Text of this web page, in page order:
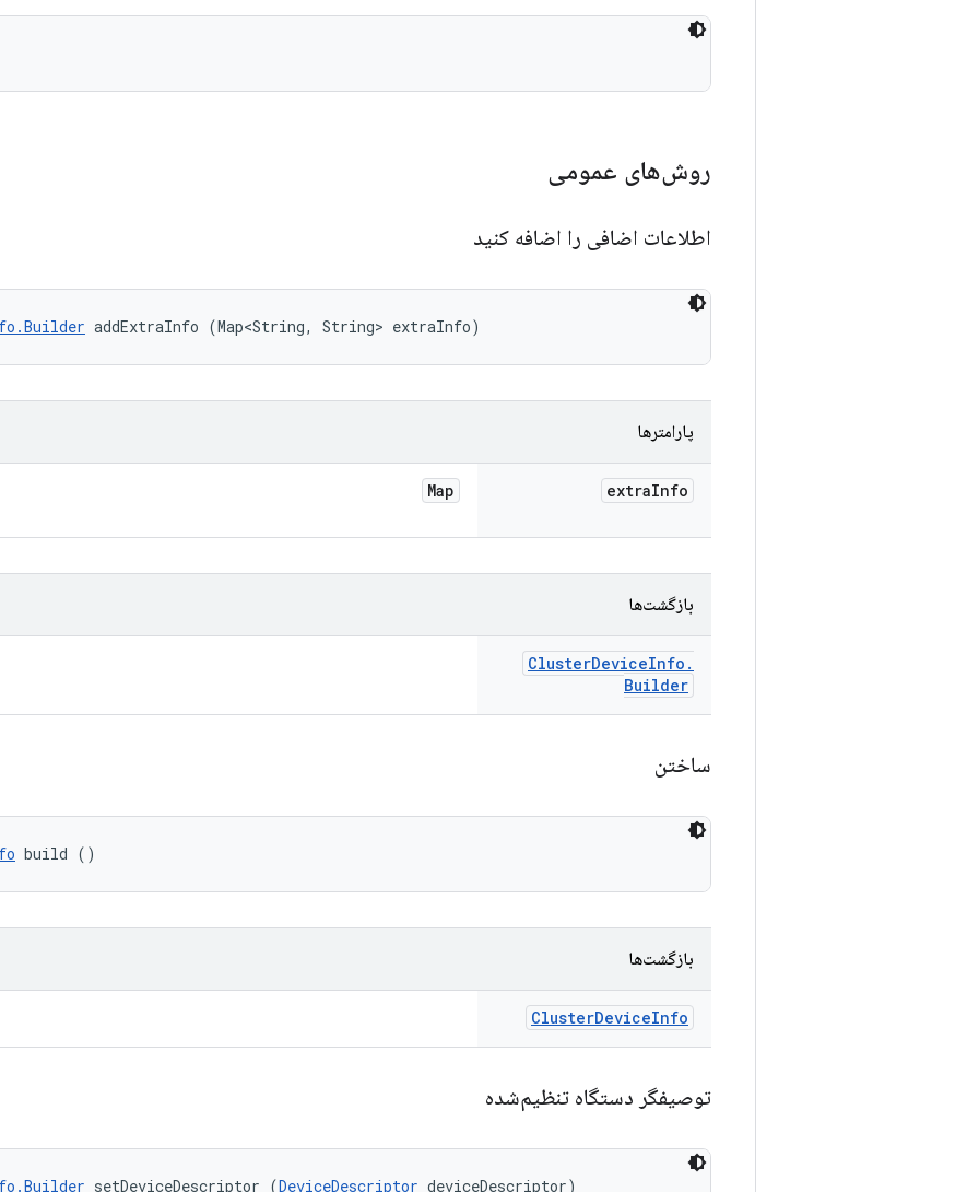
روش‌های عمومی
اطلاعات اضافی را اضافه کنید
addExtraInfo (Map<String, String> extraInfo)
پارامترها
extraInfo
Map
بازگشت‌ها
ClusterDeviceInfo .
Builder
ساختن
build ()
بازگشت‌ها
ClusterDeviceInfo
توصیفگر دستگاه تنظیم‌شده
setDeviceDescriptor (DeviceDescriptor deviceDescriptor)